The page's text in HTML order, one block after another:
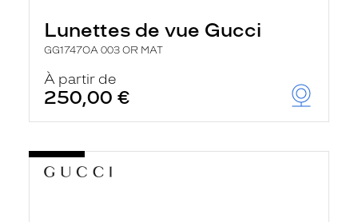
Lunettes de vue Gucci
GG1747OA 003 OR MAT
À partir de
250,00 €